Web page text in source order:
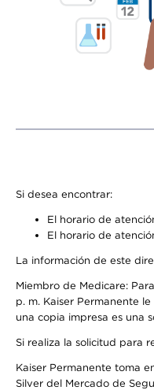
Si desea encontrar:
El horario de
El horario de
La información de este
Miembro de Medicare:
p. m. Kaiser Permanente
una copia impresa es una
Si realiza la solicitud para
Kaiser Permanente toma
Silver del Mercado de